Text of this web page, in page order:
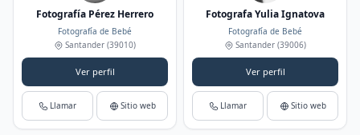
Fotografía Pérez Herrero
Fotografía de Bebé
Santander (39010)
Ver perfil
Llamar Sitio web
Fotografa Yulia Ignatova
Fotografía de Bebé
Santander (39006)
Ver perfil
Llamar Sitio web